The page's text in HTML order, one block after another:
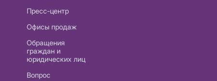
Пресс-центр
Офисы продаж
Обращения
граждан и
юридических лиц
Вопрос